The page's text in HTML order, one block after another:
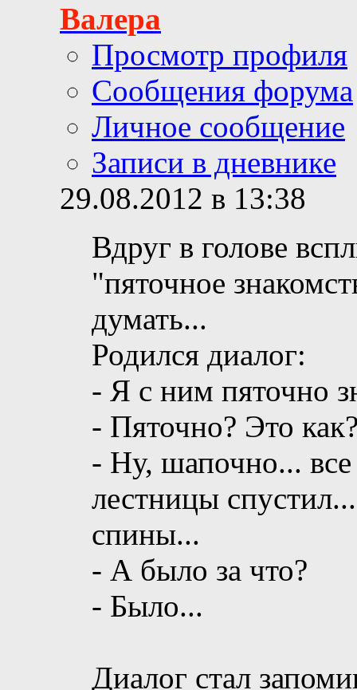
Валера
Просмотр профиля
Сообщения форума
Личное сообщение
Записи в дневнике
29.08.2012 в 13:38
Вдруг в голове
"пяточное
думать...
Родился диалог:
- Я с ним пяточно
- Пяточно? Это
- Ну, шапочно...
лестницы
спины...
- А было за что?
- Было...
Диалог стал